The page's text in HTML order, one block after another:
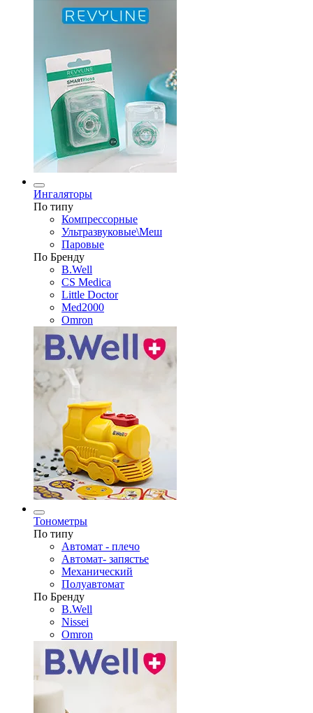
Ингаляторы
По типу
Компрессорные
Ультразвуковые\Меш
Паровые
По Бренду
B.Well
CS Medica
Little Doctor
Med2000
Omron
Тонометры
По типу
Автомат - плечо
Автомат- запястье
Механический
Полуавтомат
По Бренду
B.Well
Nissei
Omron